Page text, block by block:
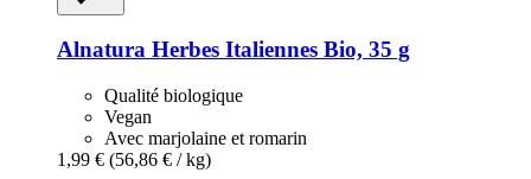
Alnatura Herbes Italiennes Bio, 35 g
Qualité biologique
Vegan
Avec marjolaine et romarin
1,99 € (56,86 € / kg)